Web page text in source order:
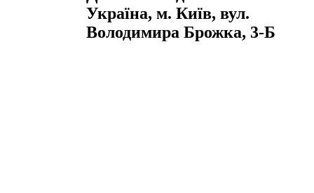
Україна, м. Київ, вул.
Володимира Брожка, 3-Б